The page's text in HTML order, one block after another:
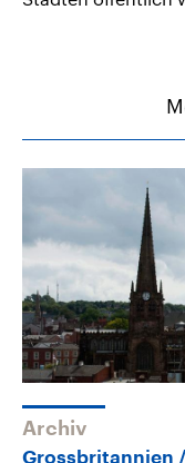
Archiv
Grossbritannien